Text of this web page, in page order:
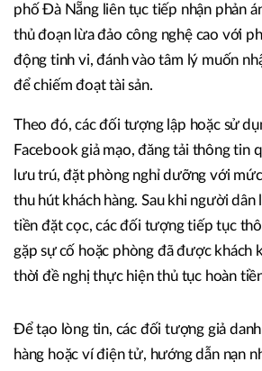
phố Đà Nẵng liên tục tiếp nhận phản
thủ đoạn lừa đảo công nghệ cao với
động tinh vi, đánh vào tâm lý muốn
để chiếm đoạt tài sản.
Theo đó, các đối tượng lập hoặc sử
Facebook giả mạo, đăng tải thông tin
lưu trú, đặt phòng nghỉ dưỡng với
thu hút khách hàng. Sau khi người dân
tiền đặt cọc, các đối tượng tiếp tục
gặp sự cố hoặc phòng đã được khách
thời đề nghị thực hiện thủ tục hoàn
Để tạo lòng tin, các đối tượng giả
hàng hoặc ví điện tử, hướng dẫn nạn